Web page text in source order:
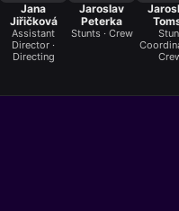
Jana
Jiřičková
Assistant
Director ·
Directing
Jaroslav
Peterka
Stunts · Crew